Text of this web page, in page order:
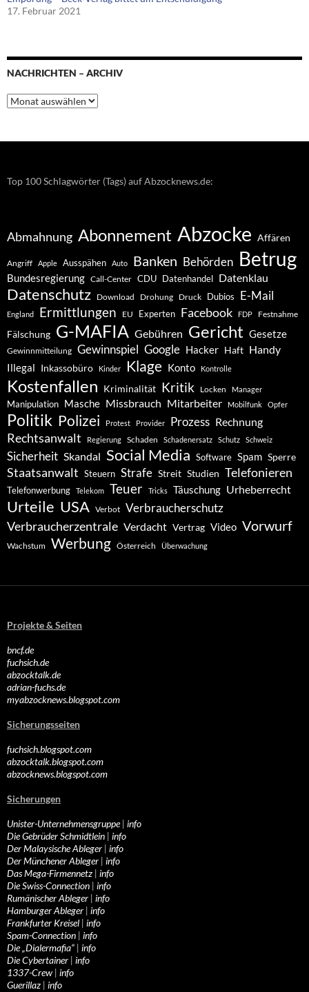
17. Februar 2021
NACHRICHTEN – ARCHIV
Nachrichten
–
Top 100 Schlagwörter (Tags) auf Abzocknews.de:
Abmahnung Abonnement Abzocke Affären
Angriff Apple Ausspähen Auto Banken Behörden Betrug
Bundesregierung Call-Center CDU Datenhandel Datenklau
Datenschutz Download Drohung Druck Dubios E-Mail
England Ermittlungen EU Experten Facebook FDP Festnahme
Fälschung G-MAFIA Gebühren Gericht Gesetze
Gewinnmitteilung Gewinnspiel Google Hacker Haft Handy
Illegal Inkassobüro Kinder Klage Konto Kontrolle
Kostenfallen Kriminalität Kritik Locken Manager
Manipulation Masche Missbrauch Mitarbeiter Mobilfunk Opfer
Politik Polizei Protest Provider Prozess Rechnung
Rechtsanwalt Regierung Schaden Schadenersatz Schutz Schweiz
Sicherheit Skandal Social Media Software Spam Sperre
Staatsanwalt Steuern Strafe Streit Studien Telefonieren
Telefonwerbung Telekom Teuer Tricks Täuschung Urheberrecht
Urteile USA Verbot Verbraucherschutz
Verbraucherzentrale Verdacht Vertrag Video Vorwurf
Wachstum Werbung Österreich Überwachung
Projekte & Seiten
bncf.de
fuchsich.de
abzocktalk.de
adrian-fuchs.de
myabzocknews.blogspot.com
Sicherungsseiten
fuchsich.blogspot.com
abzocktalk.blogspot.com
abzocknews.blogspot.com
Sicherungen
Unister-Unternehmensgruppe| info
Die Gebrüder Schmidtlein | info
Der Malaysische Ableger | info
Der Münchener Ableger | info
Das Mega-Firmennetz | info
Die Swiss-Connection | info
Rumänischer Ableger | info
Hamburger Ableger | info
Frankfurter Kreisel | info
Spam-Connection | info
Die „Dialermafia“ | info
Die Cybertainer | info
1337-Crew | info
Guerillaz | info